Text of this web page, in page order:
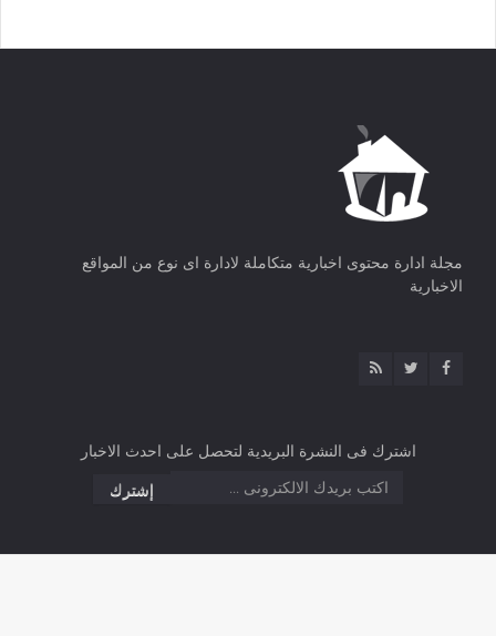
مجلة ادارة محتوى اخبارية متكاملة لادارة اى نوع من المواقع
الاخبارية
اشترك فى النشرة البريدية لتحصل على احدث الاخبار